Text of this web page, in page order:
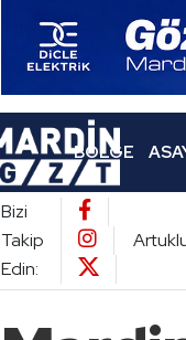
BÖLGE
Bizi
Takip
Edin: